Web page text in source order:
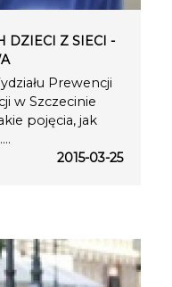
DZIECI Z SIECI -
Prewencji
w Szczecinie
pojęcia, jak
2015-03-25